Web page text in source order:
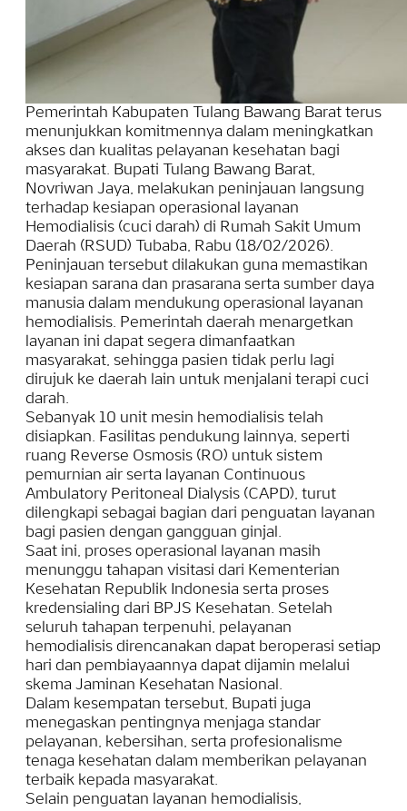
Pemerintah Kabupaten Tulang Bawang Barat terus
menunjukkan komitmennya dalam meningkatkan
akses dan kualitas pelayanan kesehatan bagi
masyarakat. Bupati Tulang Bawang Barat,
Novriwan Jaya, melakukan peninjauan langsung
terhadap kesiapan operasional layanan
Hemodialisis (cuci darah) di Rumah Sakit Umum
Daerah (RSUD) Tubaba, Rabu (18/02/2026).
Peninjauan tersebut dilakukan guna memastikan
kesiapan sarana dan prasarana serta sumber daya
manusia dalam mendukung operasional layanan
hemodialisis. Pemerintah daerah menargetkan
layanan ini dapat segera dimanfaatkan
masyarakat, sehingga pasien tidak perlu lagi
dirujuk ke daerah lain untuk menjalani terapi cuci
darah.
Sebanyak 10 unit mesin hemodialisis telah
disiapkan. Fasilitas pendukung lainnya, seperti
ruang Reverse Osmosis (RO) untuk sistem
pemurnian air serta layanan Continuous
Ambulatory Peritoneal Dialysis (CAPD), turut
dilengkapi sebagai bagian dari penguatan layanan
bagi pasien dengan gangguan ginjal.
Saat ini, proses operasional layanan masih
menunggu tahapan visitasi dari Kementerian
Kesehatan Republik Indonesia serta proses
kredensialing dari BPJS Kesehatan. Setelah
seluruh tahapan terpenuhi, pelayanan
hemodialisis direncanakan dapat beroperasi setiap
hari dan pembiayaannya dapat dijamin melalui
skema Jaminan Kesehatan Nasional.
Dalam kesempatan tersebut, Bupati juga
menegaskan pentingnya menjaga standar
pelayanan, kebersihan, serta profesionalisme
tenaga kesehatan dalam memberikan pelayanan
terbaik kepada masyarakat.
Selain penguatan layanan hemodialisis,